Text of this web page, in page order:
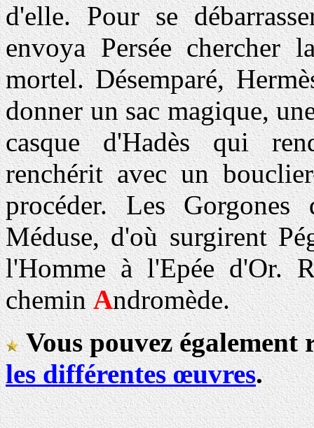
d'elle. Pour se
envoya Persée chercher
mortel. Désemparé,
donner un sac magique,
casque d'Hadès qui
renchérit avec un
procéder. Les
Méduse, d'où surgirent
l'Homme à l'Epée d'Or.
cheminAndromède.
Vous pouvez
les différentes œuvres.